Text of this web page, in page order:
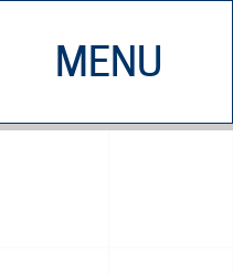
MENU
CHI SIAMO